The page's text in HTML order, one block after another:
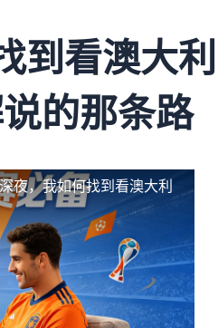
到看澳大利
的那条路
夜，我如何找到看澳大利